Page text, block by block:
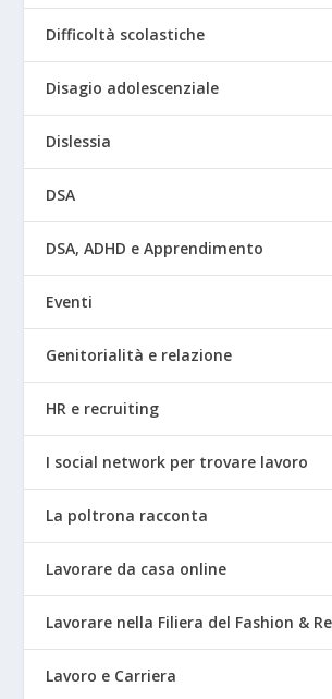
Difficoltà scolastiche
Disagio adolescenziale
Dislessia
DSA
DSA, ADHD e Apprendimento
Eventi
Genitorialità e relazione
HR e recruiting
I social network per trovare lavoro
La poltrona racconta
Lavorare da casa online
Lavorare nella Filiera del Fashion &
Lavoro e Carriera